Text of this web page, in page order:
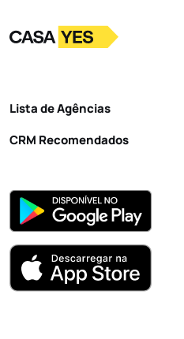
LogoIr para a homepage
Lista de Agências
CRM Recomendados